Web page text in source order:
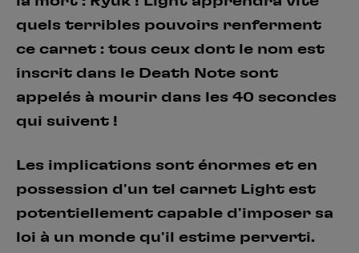
quels terribles pouvoirs renferment
ce carnet : tous ceux dont le nom est
inscrit dans le Death Note sont
appelés à mourir dans les 40 secondes
qui suivent !
Les implications sont énormes et en
possession d'un tel carnet Light est
potentiellement capable d'imposer sa
loi à un monde qu'il estime perverti.